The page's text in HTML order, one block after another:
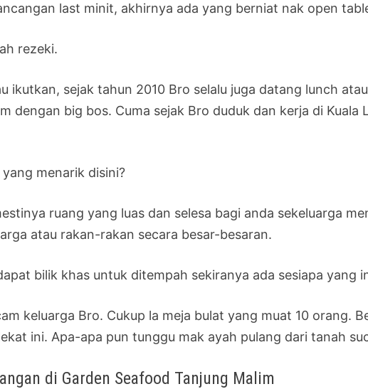
last minit, akhirnya ada yang berniat nak open
rezeki.
ikutkan, sejak tahun 2010 Bro selalu juga datang lunch
dengan big bos. Cuma sejak Bro duduk dan kerja di
yang menarik disini?
ruang yang luas dan selesa bagi anda sekeluarga
atau rakan-rakan secara besar-besaran.
bilik khas untuk ditempah sekiranya ada sesiapa yang
keluarga Bro. Cukup la meja bulat yang muat 10 orang.
ini. Apa-apa pun tunggu mak ayah pulang dari tanah
di Garden Seafood Tanjung Malim